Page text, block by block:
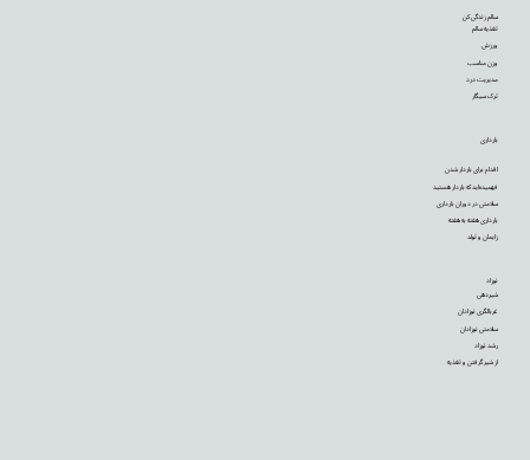
نوزاد
شیردهی
غربالگری نوزادان
سلامتی نوزادان
رشد نوزاد
از شیر گرفتن و تغذیه
بارداری
اقدام برای باردار شدن
فهمیده‌اید که باردار هستید
سلامتی در دوران بارداری
بارداری هفته به هفته
زایمان و تولد
سالم زندگی کن
تغذیه سالم
ورزش
وزن مناسب
مدیریت درد
ترک سیگار